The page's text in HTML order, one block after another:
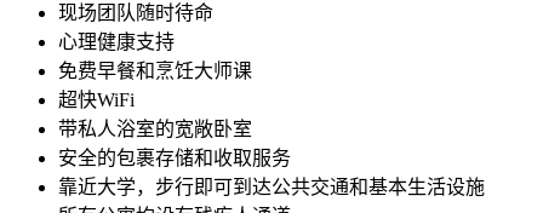
现场团队随时待命
心理健康支持
免费早餐和烹饪大师课
超快WiFi
带私人浴室的宽敞卧室
安全的包裹存储和收取服务
靠近大学，步行即可到达公共交通和基本生活设施